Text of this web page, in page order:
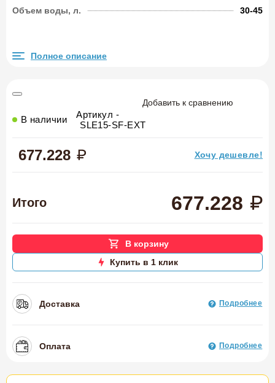
Объем воды, л. 30-45
Полное описание
Добавить к сравнению
В наличии
Артикул -
SLE15-SF-EXT
677.228 Хочу дешевле!
Итого 677.228
В корзину
Купить в 1 клик
Доставка Подробнее
Оплата Подробнее